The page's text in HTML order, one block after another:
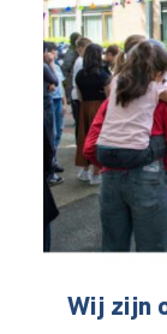
Wij zijn